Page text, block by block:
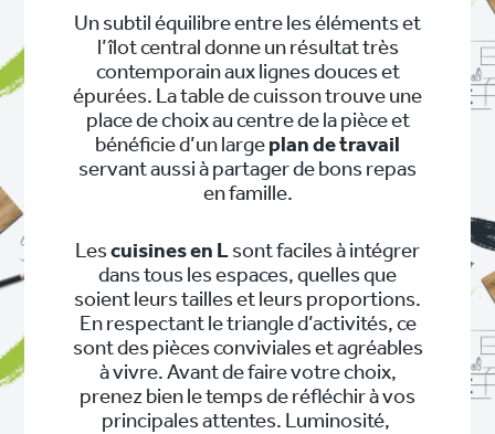
Un subtil équilibre entre les éléments et
l’îlot central donne un résultat très
contemporain aux lignes douces et
épurées. La table de cuisson trouve une
place de choix au centre de la pièce et
bénéficie d’un large plan de travail
servant aussi à partager de bons repas
en famille.
Lescuisines en L sont faciles à intégrer
dans tous les espaces, quelles que
soient leurs tailles et leurs proportions.
En respectant le triangle d’activités, ce
sont des pièces conviviales et agréables
à vivre. Avant de faire votre choix,
prenez bien le temps de réfléchir à vos
principales attentes. Luminosité,